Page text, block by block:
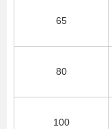
65
80
100